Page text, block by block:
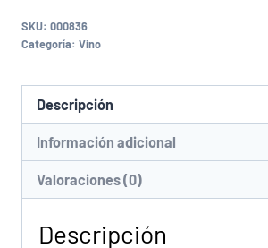
SKU: 000836
Categoría: Vino
Descripción
Información adicional
Valoraciones (0)
Descripción